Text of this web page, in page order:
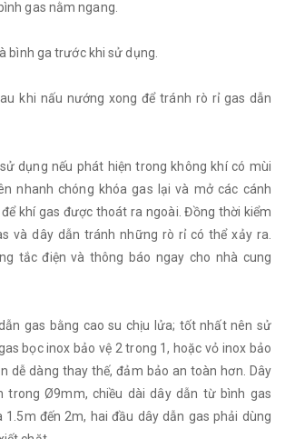
gas nằm ngang.
bình ga trước khi sử dụng.
khi nấu nướng xong để tránh rò rỉ gas dẫn
dụng nếu phát hiện trong không khí có mùi
nhanh chóng khóa gas lại và mở các cánh
khí gas được thoát ra ngoài. Đồng thời kiểm
và dây dẫn tránh những rò rỉ có thể xảy ra.
tắc điện và thông báo ngay cho nhà cung
gas bằng cao su chịu lửa; tốt nhất nên sử
bọc inox bảo vệ 2 trong 1, hoặc vỏ inox bảo
dễ dàng thay thế, đảm bảo an toàn hơn. Dây
trong Ø9mm, chiều dài dây dẫn từ bình gas
1.5m đến 2m, hai đầu dây dẫn gas phải dùng